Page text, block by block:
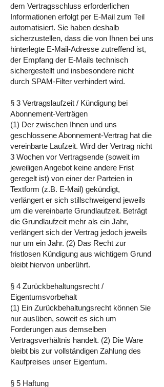
dem Vertragsschluss erforderlichen
Informationen erfolgt per E-Mail zum Teil
automatisiert. Sie haben deshalb
sicherzustellen, dass die von Ihnen bei uns
hinterlegte E-Mail-Adresse zutreffend ist,
der Empfang der E-Mails technisch
sichergestellt und insbesondere nicht
durch SPAM-Filter verhindert wird.
§ 3 Vertragslaufzeit / Kündigung bei
Abonnement-Verträgen
(1) Der zwischen Ihnen und uns
geschlossene Abonnement-Vertrag hat die
vereinbarte Laufzeit. Wird der Vertrag nicht
3 Wochen vor Vertragsende (soweit im
jeweiligen Angebot keine andere Frist
geregelt ist) von einer der Parteien in
Textform (z.B. E-Mail) gekündigt,
verlängert er sich stillschweigend jeweils
um die vereinbarte Grundlaufzeit. Beträgt
die Grundlaufzeit mehr als ein Jahr,
verlängert sich der Vertrag jedoch jeweils
nur um ein Jahr. (2) Das Recht zur
fristlosen Kündigung aus wichtigem Grund
bleibt hiervon unberührt.
§ 4 Zurückbehaltungsrecht /
Eigentumsvorbehalt
(1) Ein Zurückbehaltungsrecht können Sie
nur ausüben, soweit es sich um
Forderungen aus demselben
Vertragsverhältnis handelt. (2) Die Ware
bleibt bis zur vollständigen Zahlung des
Kaufpreises unser Eigentum.
§ 5 Haftung